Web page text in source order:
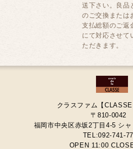
送下さい。良品
のご交換または
支払総額のご返
にて対応させて
ただきます。
クラスファム【CLASSE
〒810-0042
福岡市中央区赤坂2丁目4-5 シ
TEL:092-741-
OPEN 11:00